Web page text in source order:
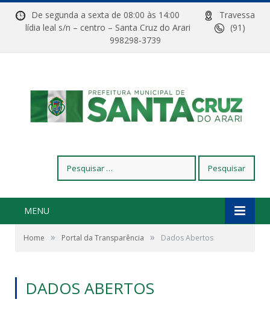
De segunda a sexta de 08:00 às 14:00
Travessa
lídia leal s/n – centro – Santa Cruz do Arari
(91)
998298-3739
por:
MENU
Home » Portal da Transparência » Dados Abertos
DADOS ABERTOS